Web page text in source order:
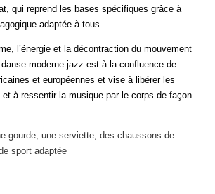
qui reprend les bases spécifiques grâce à
adaptée à tous.
l’énergie et la décontraction du mouvement
moderne jazz est à la confluence de
et européennes et vise à libérer les
à ressentir la musique par le corps de façon
gourde, une serviette, des chaussons de
sport adaptée